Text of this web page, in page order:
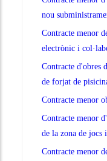
nou
Contracte menor
electrònic i
Contracte d'obres
de forjat de
Contracte menor
Contracte menor
de la zona de
Contracte menor